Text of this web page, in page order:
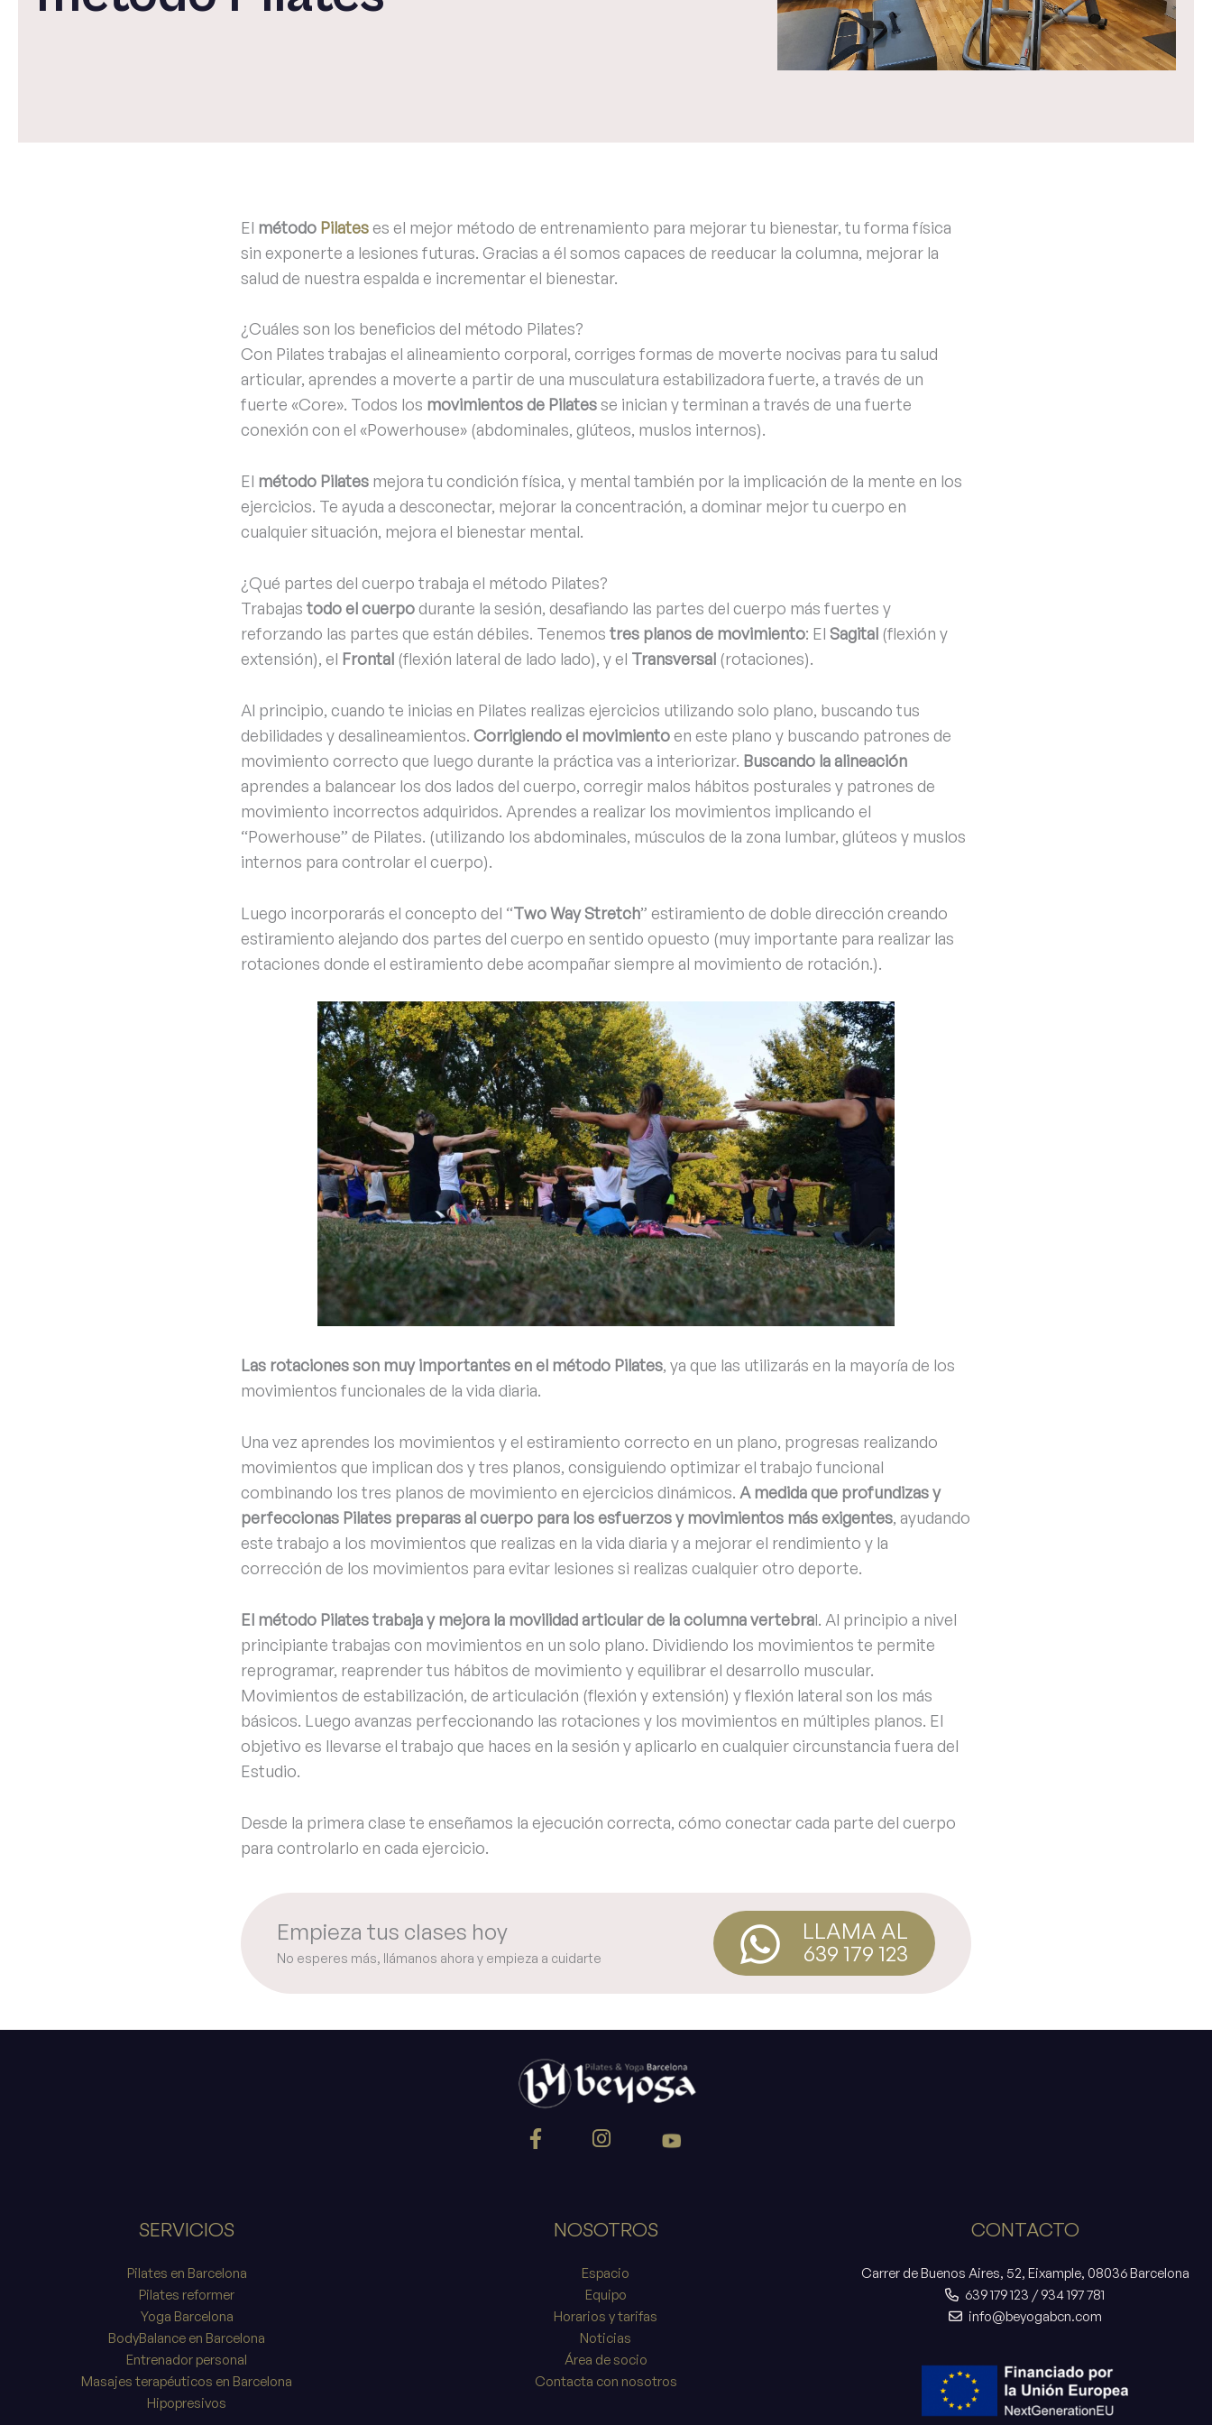
El método Pilateses el mejor método de entrenamiento para mejorar tu bienestar, tu forma física
sin exponerte a lesiones futuras. Gracias a él somos capaces de reeducar la columna, mejorar la
salud de nuestra espalda e incrementar el bienestar.
¿Cuáles son los beneficios del método Pilates?
Con Pilates trabajas el alineamiento corporal, corriges formas de moverte nocivas para tu salud
articular, aprendes a moverte a partir de una musculatura estabilizadora fuerte, a través de un
fuerte «Core». Todos los movimientos de Pilatesse inician y terminan a través de una fuerte
conexión con el «Powerhouse» (abdominales, glúteos, muslos internos).
El método Pilates mejora tu condición física, y mental también por la implicación de la mente en los
ejercicios. Te ayuda a desconectar, mejorar la concentración, a dominar mejor tu cuerpo en
cualquier situación, mejora el bienestar mental.
¿Qué partes del cuerpo trabaja el método Pilates?
Trabajas todo el cuerpodurante la sesión, desafiando las partes del cuerpo más fuertes y
reforzando las partes que están débiles. Tenemos tres planos de movimiento: El Sagital (flexión y
extensión), el Frontal (flexión lateral de lado lado), y el Transversal (rotaciones).
Al principio, cuando te inicias en Pilates realizas ejercicios utilizando solo plano, buscando tus
debilidades y desalineamientos. Corrigiendo el movimientoen este plano y buscando patrones de
movimiento correcto que luego durante la práctica vas a interiorizar. Buscando la alineación
aprendes a balancear los dos lados del cuerpo, corregir malos hábitos posturales y patrones de
movimiento incorrectos adquiridos. Aprendes a realizar los movimientos implicando el
“Powerhouse” de Pilates. (utilizando los abdominales, músculos de la zona lumbar, glúteos y muslos
internos para controlar el cuerpo).
Luego incorporarás el concepto del “Two Way Stretch” estiramiento de doble dirección creando
estiramiento alejando dos partes del cuerpo en sentido opuesto (muy importante para realizar las
rotaciones donde el estiramiento debe acompañar siempre al movimiento de rotación.).
Las rotaciones son muy importantes en el método Pilates, ya que las utilizarás en la mayoría de los
movimientos funcionales de la vida diaria.
Una vez aprendes los movimientos y el estiramiento correcto en un plano, progresas realizando
movimientos que implican dos y tres planos, consiguiendo optimizar el trabajo funcional
combinando los tres planos de movimiento en ejercicios dinámicos. A medida que profundizas y
perfeccionas Pilates preparas al cuerpo para los esfuerzos y movimientos más exigentes, ayudando
este trabajo a los movimientos que realizas en la vida diaria y a mejorar el rendimiento y la
corrección de los movimientos para evitar lesiones si realizas cualquier otro deporte.
El método Pilates trabaja y mejora la movilidad articular de la columna vertebral. Al principio a nivel
principiante trabajas con movimientos en un solo plano. Dividiendo los movimientos te permite
reprogramar, reaprender tus hábitos de movimiento y equilibrar el desarrollo muscular.
Movimientos de estabilización, de articulación (flexión y extensión) y flexión lateral son los más
básicos. Luego avanzas perfeccionando las rotaciones y los movimientos en múltiples planos. El
objetivo es llevarse el trabajo que haces en la sesión y aplicarlo en cualquier circunstancia fuera del
Estudio.
Desde la primera clase te enseñamos la ejecución correcta, cómo conectar cada parte del cuerpo
para controlarlo en cada ejercicio.
Empieza tus clases hoy
No esperes más, llámanos ahora y empieza a cuidarte
LLAMA AL
639 179 123
SERVICIOS
Pilates en Barcelona
Pilates reformer
Yoga Barcelona
BodyBalance en Barcelona
Entrenador personal
Masajes terapéuticos en Barcelona
Hipopresivos
NOSOTROS
Espacio
Equipo
Horarios y tarifas
Noticias
Área de socio
Contacta con nosotros
CONTACTO
Carrer de Buenos Aires, 52, Eixample, 08036 Barcelona
639 179 123 /934 197 781
info@beyogabcn.com